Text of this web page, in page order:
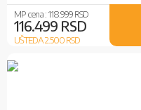
MP cena :118.999 RSD
116.499 RSD
UŠTEDA 2.500RSD